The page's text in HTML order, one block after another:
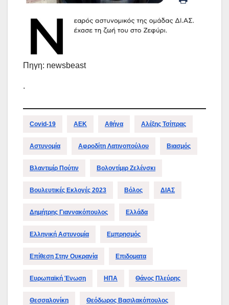
Πηγη: newsbeast
.
Covid-19 ΑΕΚ Αθήνα Αλέξης Τσίπρας
Αστυνομία Αφροδίτη Λατινοπούλου Βιασμός
Βλαντιμίρ Πούτιν Βολοντίμιρ Ζελένσκι
Βουλευτικές Εκλογές 2023 Βόλος ΔΙΑΣ
Δημήτρης Γιαννακόπουλος Ελλάδα
Ελληνική Αστυνομία Εμπρησμός
Επίθεση Στην Ουκρανία Επιδοματα
Ευρωπαϊκή Ένωση ΗΠΑ Θάνος Πλεύρης
Θεσσαλονίκη Θεόδωρος Βασιλακόπουλος